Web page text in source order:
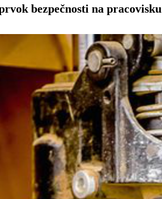
bezpečnosti na pracovisku